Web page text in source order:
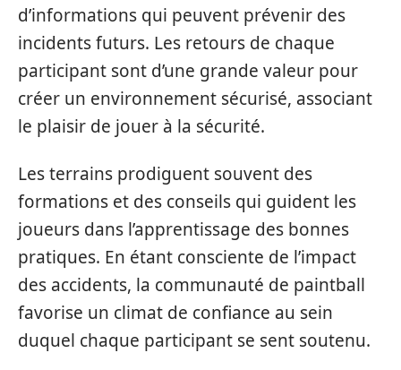
d’informations qui peuvent prévenir des
incidents futurs. Les retours de chaque
participant sont d’une grande valeur pour
créer un environnement sécurisé, associant
le plaisir de jouer à la sécurité.
Les terrains prodiguent souvent des
formations et des conseils qui guident les
joueurs dans l’apprentissage des bonnes
pratiques. En étant consciente de l’impact
des accidents, la communauté de paintball
favorise un climat de confiance au sein
duquel chaque participant se sent soutenu.